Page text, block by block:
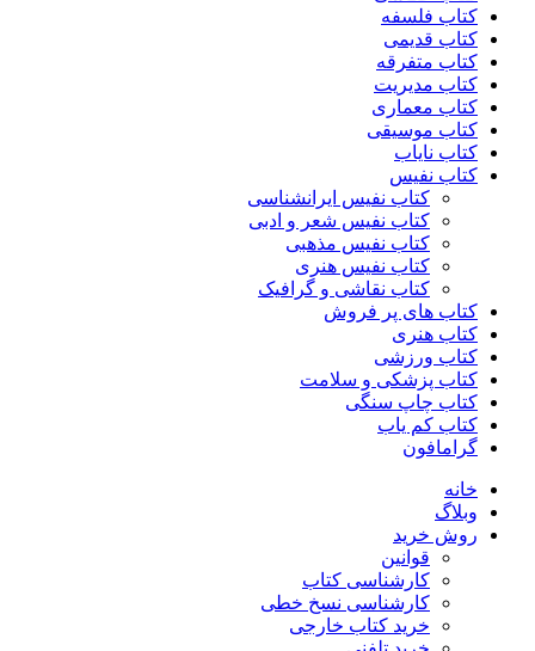
کتاب فلسفه
کتاب قدیمی
کتاب متفرقه
کتاب مدیریت
کتاب معماری
کتاب موسیقی
کتاب نایاب
کتاب نفیس
کتاب نفیس ایرانشناسی
کتاب نفیس شعر و ادبی
کتاب نفیس مذهبی
کتاب نفیس هنری
کتاب نقاشی و گرافیک
کتاب های پر فروش
کتاب هنری
کتاب ورزشی
کتاب پزشکی و سلامت
کتاب چاپ سنگی
کتاب کم یاب
گرامافون
خانه
وبلاگ
روش خرید
قوانین
کارشناسی کتاب
کارشناسی نسخ خطی
خرید کتاب خارجی